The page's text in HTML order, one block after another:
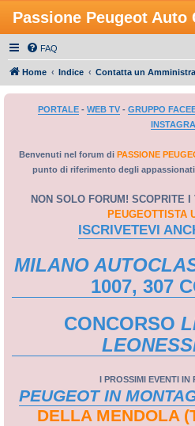
Passione Peugeot Auto
FAQ
Home Indice Contatta un
PORTALE- WEB TV- GRUPPO
Benvenuti nel forum di PASSIONE
punto di riferimento degli
NON SOLO FORUM! SCOPRITE
PEUGEOTTISTA
ISCRIVETEVI
MILANO
1007, 307
CONCORSO
I PROSSIMI EVENTI IN
PEUGEOT IN
DELLA MENDOLA